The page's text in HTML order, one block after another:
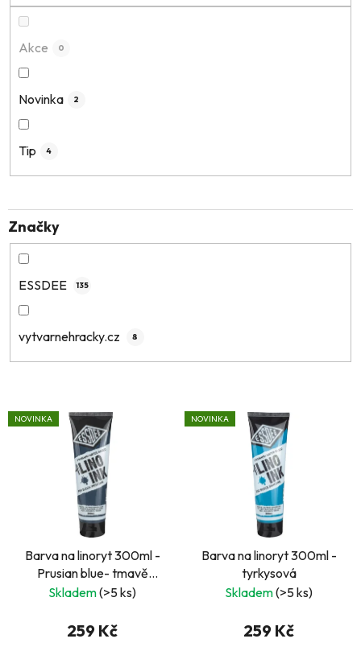
Akce 0
Novinka 2
Tip 4
Značky
ESSDEE 135
vytvarnehracky.cz 8
V
ý
NOVINKA
Barva na linoryt 300ml -
Prusian blue- tmavě
modrá
Skladem(>5 ks)
259 Kč
NOVINKA
Barva na linoryt 300ml -
tyrkysová
Skladem(>5 ks)
259 Kč